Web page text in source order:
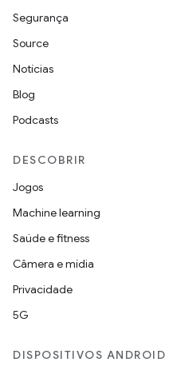
Segurança
Source
Notícias
Blog
Podcasts
DESCOBRIR
Jogos
Machine learning
Saúde e fitness
Câmera e mídia
Privacidade
5G
DISPOSITIVOS ANDROID